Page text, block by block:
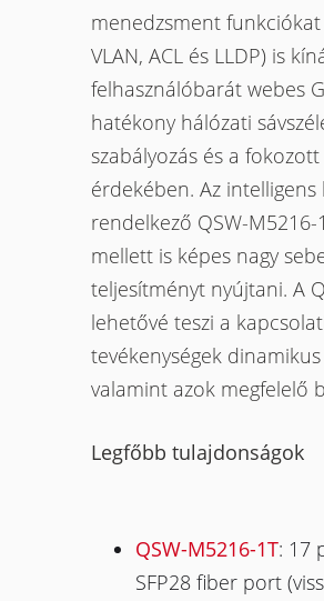
menedzsment funkciókat
VLAN, ACL és LLDP) is
felhasználóbarát webes
hatékony hálózati
szabályozás és a
érdekében. Az
rendelkező QSW-
mellett is képes nagy
teljesítményt nyújtani. A
lehetővé teszi a
tevékenységek dinamikus
valamint azok megfelelő
Legfőbb tulajdonságok
QSW-M5216-1T: 17
SFP28 fiber port